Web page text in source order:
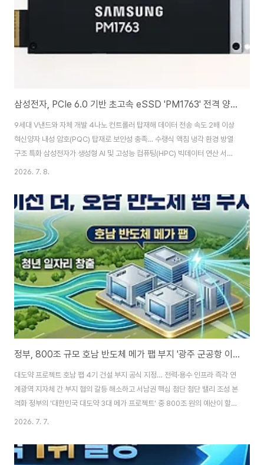
삼성전자, PCIe 6.0 기반 초고속 eSSD 'PM1763' 전격 양산… AI 서버 정조준
9세대 V낸드와 자체 개발 4나노 컨트롤러 탑재해 데이터 전송 속도 2배 이상
혁신양자 내성 암호(PQC) 탑재로 보안성 충족… 수랭식 액침 냉각 환경 방열
구조 특화 삼성전자가 생성형 AI 및 고성능 컴퓨팅(HPC) 빅데이터 연산 서버
성능을 극대화하기 위해, 업계 최초로 PCIe 6.0 규격을 통과한 차세대 기업용
삼성전자의 독보적인 9세대 V낸드 적층 기술과 업계 최첨단인 4나노 공정 기
반의 자체 컨트롤러를 결합하여 설계됐다. 이를 통해 연속 읽기 속도를 초당 최
대 수십 기가바이트(GB) 수준으로 끌어올려 전 세대 제품 대비 데이터 송수신
속도를 2배 이상 높였고, 거대언어모델(LLM)의 매개변수를 그래픽 장비(GP..
2026. 7. 8.
정부, 800조 규모 호남 반도체 메가 팹 부지 '광주 군공항 이전 터'로 확정
대도약 프로젝트 호남 팹 4기 건설 부지 공식 지정… 전력·용수 인프라 즉각 연
계광역 지자체 간 부지 협의 갈등 해소하고 서남권 핵심 첨단 첨단 밸리 조성 본
격화 정부의 '대한민국 대도약 3대 메가 프로젝트' 중 800조 원의 예산이 할당
된 호남(서남권) 첨단 반도체 생산기지(팹 4기 신설)의 정식 건설 부지가 '광주
군공항 이전 문제 해결과 대형 인프라 구축의 용지 확보 난제를 단번에 해소한
빅 딜로 평가된다. 광주 군공항 종전 부지는 대규모 팹 라인 가동에 필수적인 전
2026. 7. 7.